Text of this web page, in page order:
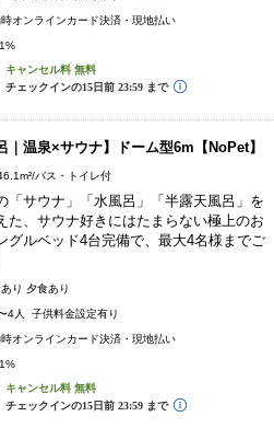
オンラインカード決済・現地払い
1%
｜温泉×サウナ】ドーム型6m【NoPet】
バス・トイレ付
「サウナ」「水風呂」「半露天風呂」を
た、サウナ好きにはたまらない極上のお
グルベッド4台完備で、最大4名様までご
り 夕食あり
4人 子供料金設定有り
オンラインカード決済・現地払い
1%